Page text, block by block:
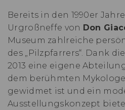
Bereits in den 1990er
Urgroßneffe von Don
Museum zahlreiche
des „Pilzpfarrers“. Dank
2013 eine eigene
dem berühmten
gewidmet ist und ein
Ausstellungskonzept